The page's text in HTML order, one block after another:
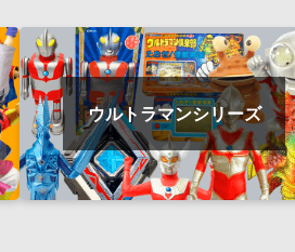
ウルトラマンシリーズ